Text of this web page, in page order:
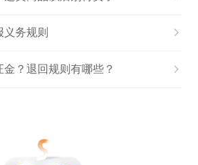
务规则
？退回规则有哪些？